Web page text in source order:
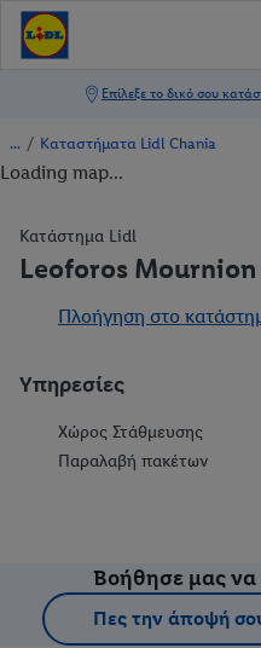
/ Καταστήματα Lidl Chania
Loading map...
Κατάστημα Lidl
Leoforos Mournion
Πλοήγηση στο
Υπηρεσίες
Χώρος Στάθμευσης
Παραλαβή πακέτων
Βοήθησε μας να
Πες την άποψή